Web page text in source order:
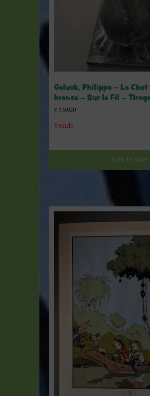
Geluck, Philippe – Le
bronze – Sur le Fil –
€ 7.500,00
Vendu
Lire la suite